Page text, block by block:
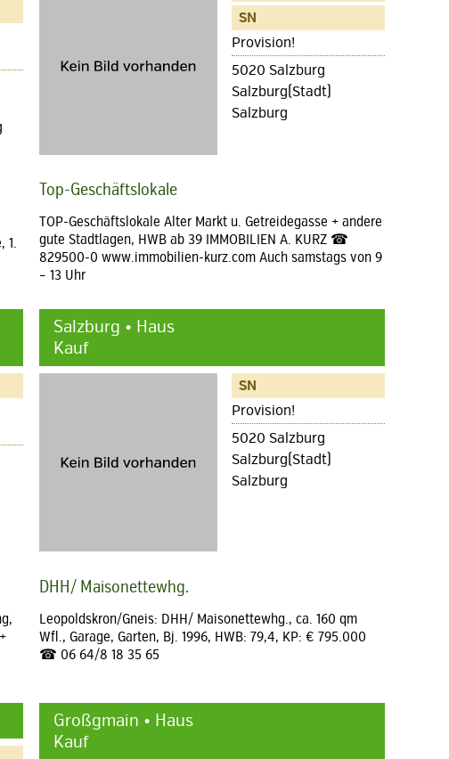
1.
SN
Provision!
5020 Salzburg
Salzburg(Stadt)
Salzburg
Top-Geschäftslokale
TOP-Geschäftslokale Alter Markt u. Getreidegasse + andere
gute Stadtlagen, HWB ab 39 IMMOBILIEN A. KURZ ☎
829500-0 www.immobilien-kurz.com Auch samstags von 9
– 13 Uhr
Salzburg • Haus
Kauf
SN
Provision!
5020 Salzburg
Salzburg(Stadt)
Salzburg
DHH/ Maisonettewhg.
Leopoldskron/Gneis: DHH/ Maisonettewhg., ca. 160 qm
Wfl., Garage, Garten, Bj. 1996, HWB: 79,4, KP: € 795.000
☎ 06 64/8 18 35 65
Großgmain • Haus
Kauf